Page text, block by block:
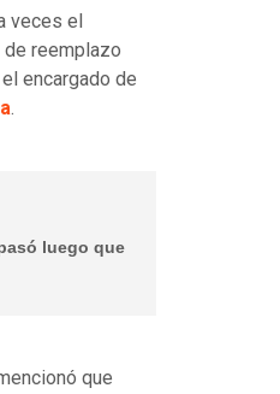
veces el
reemplazo
encargado de
.
luego que
que